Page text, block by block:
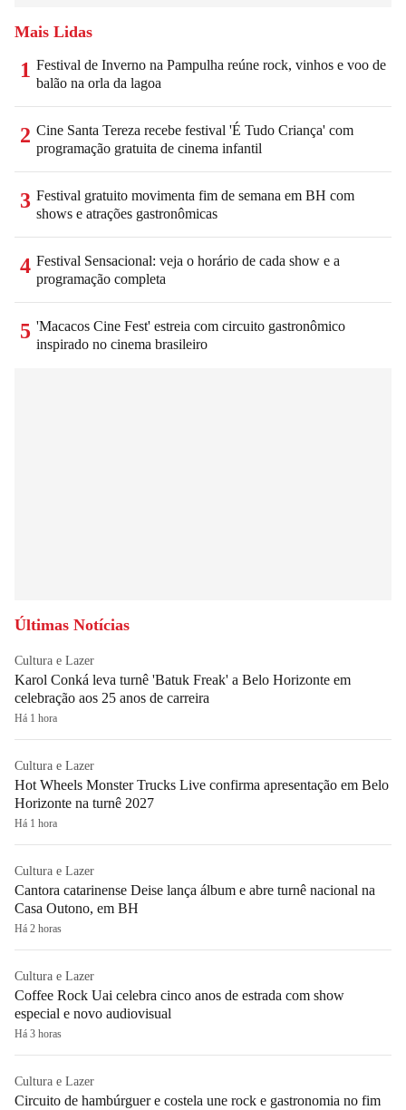
Mais Lidas
1 Festival de Inverno na Pampulha reúne rock, vinhos e voo de
balão na orla da lagoa
2 Cine Santa Tereza recebe festival 'É Tudo Criança' com
programação gratuita de cinema infantil
3 Festival gratuito movimenta fim de semana em BH com
shows e atrações gastronômicas
4 Festival Sensacional: veja o horário de cada show e a
programação completa
5 'Macacos Cine Fest' estreia com circuito gastronômico
inspirado no cinema brasileiro
Últimas Notícias
Cultura e Lazer
Karol Conká leva turnê 'Batuk Freak' a Belo Horizonte em
celebração aos 25 anos de carreira
Há 1 hora
Cultura e Lazer
Hot Wheels Monster Trucks Live confirma apresentação em Belo
Horizonte na turnê 2027
Há 1 hora
Cultura e Lazer
Cantora catarinense Deise lança álbum e abre turnê nacional na
Casa Outono, em BH
Há 2 horas
Cultura e Lazer
Coffee Rock Uai celebra cinco anos de estrada com show
especial e novo audiovisual
Há 3 horas
Cultura e Lazer
Circuito de hambúrguer e costela une rock e gastronomia no fim